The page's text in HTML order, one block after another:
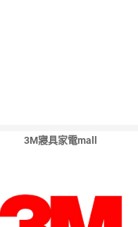
3M寢具家電mall